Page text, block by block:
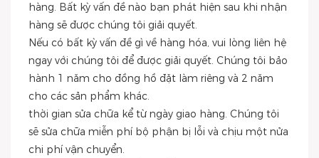
hàng. Bất kỳ vấn đề nào bạn phát hiện sau khi nhận
hàng sẽ được chúng tôi giải quyết.
Nếu có bất kỳ vấn đề gì về hàng hóa, vui lòng liên hệ
ngay với chúng tôi để được giải quyết. Chúng tôi bảo
hành 1 năm cho đồng hồ đặt làm riêng và 2 năm
cho các sản phẩm khác.
thời gian sửa chữa kể từ ngày giao hàng. Chúng tôi
sẽ sửa chữa miễn phí bộ phận bị lỗi và chịu một nửa
chi phí vận chuyển.